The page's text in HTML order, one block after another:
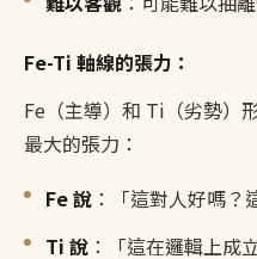
Fe-Ti 軸線的張力：
Fe（主導）和 Ti（劣勢）
最大的張力：
Fe 說 ：「這對人好嗎？
Ti 說 ：「這在邏輯上成